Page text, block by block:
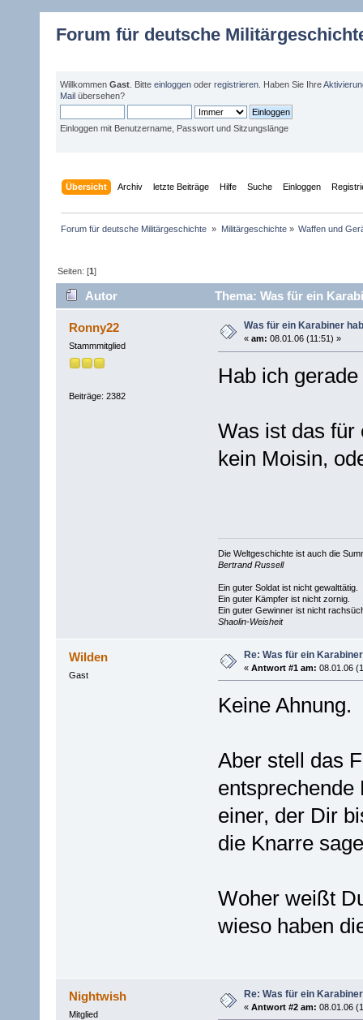
Forum für deutsche
Willkommen Gast . Bitte einloggen oder registrieren . Haben Sie Ihre
Mail übersehen?
Einloggen mit Benutzername, Passwort und Sitzungslänge
Übersicht Archiv letzte Beiträge Hilfe Suche Einloggen
Forum für deutsche Militärgeschichte » Militärgeschichte» Waffen und
Seiten: [1]
Autor Thema: Was für ein
Ronny22
Stammmitglied
Beiträge: 2382
Was für ein Karabiner
« am: 08.01.06 (11:51) »
Hab ich
Was ist das für
kein Moisin,
Die Weltgeschichte ist auch die
Bertrand Russell
Ein guter Soldat ist nicht gewalttätig.
Ein guter Kämpfer ist nicht zornig.
Ein guter Gewinner ist nicht
Shaolin-Weisheit
Wilden
Gast
Re: Was für ein
« Antwort #1 am: 08.01.06
Keine Ahnung.
Aber stell das
einer, der Dir
die Knarre
Woher weißt
wieso haben
Nightwish
Mitglied
Re: Was für ein
« Antwort #2 am: 08.01.06